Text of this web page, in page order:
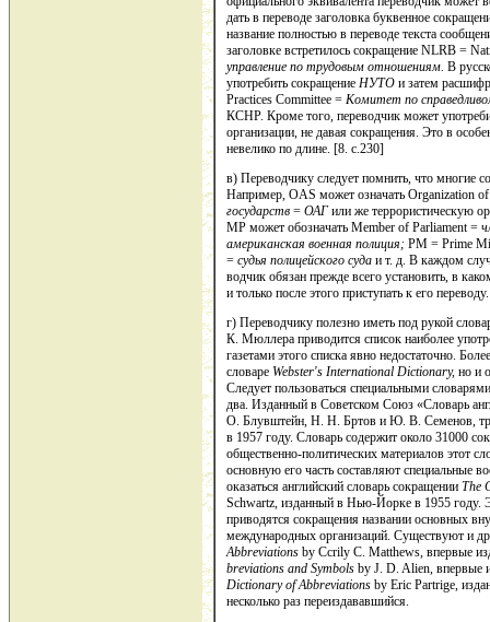
дать в переводе заголовка буквенное
название полностью в переводе текста
заголовке встре­тилось сокращение NLRB =
управление по трудовым отношениям. В
употребить сокращение НУТО и затем
Practices Committee = Комитет по
КСНР. Кроме того, переводчик может
организации, не давая сок­ращения. Это в
невелико по длине. [8. c.230]
в) Переводчику следует помнить, что многие
Например, OAS может означать Organization
государств = ОАГили же террорис­тическую
МР может обозначать Member оf Parliament =
американская военная полиция; РМ = Prime
= судья полицейского суда и т. д. В каж­дом
водчик обязан прежде всего установить, в
и только пос­ле этого приступать к его переводу.
г) Переводчику полезно иметь под рукой
К. Мюллера приводится список наиболее
газетами этого списка явно недо­статочно.
словаре Webster's International Dictionary, но и
Следует пользо­ваться специальными
два. Изданный в Советском Союз «Словарь
О. Блувштейн, Н. Н. Бртов и Ю. В. Семенов,
в 1957 году. Словарь содержит около 31000
общественно-политических материалов этот
основную его часть составляют специальные
оказаться английский словарь сокращении The
Schwartz, изданный в Нью-Йорке в 1955 году.
приводятся сокраще­ния названии основных
международных организаций. Существуют и
Abbreviations by Ccrily С. Matthews, впер­вые
breviations and Symbols by Ј. D. Alien, впервые
Dictionary of Abbreviations by Eric Partrige,
несколько раз переиздававшийся.